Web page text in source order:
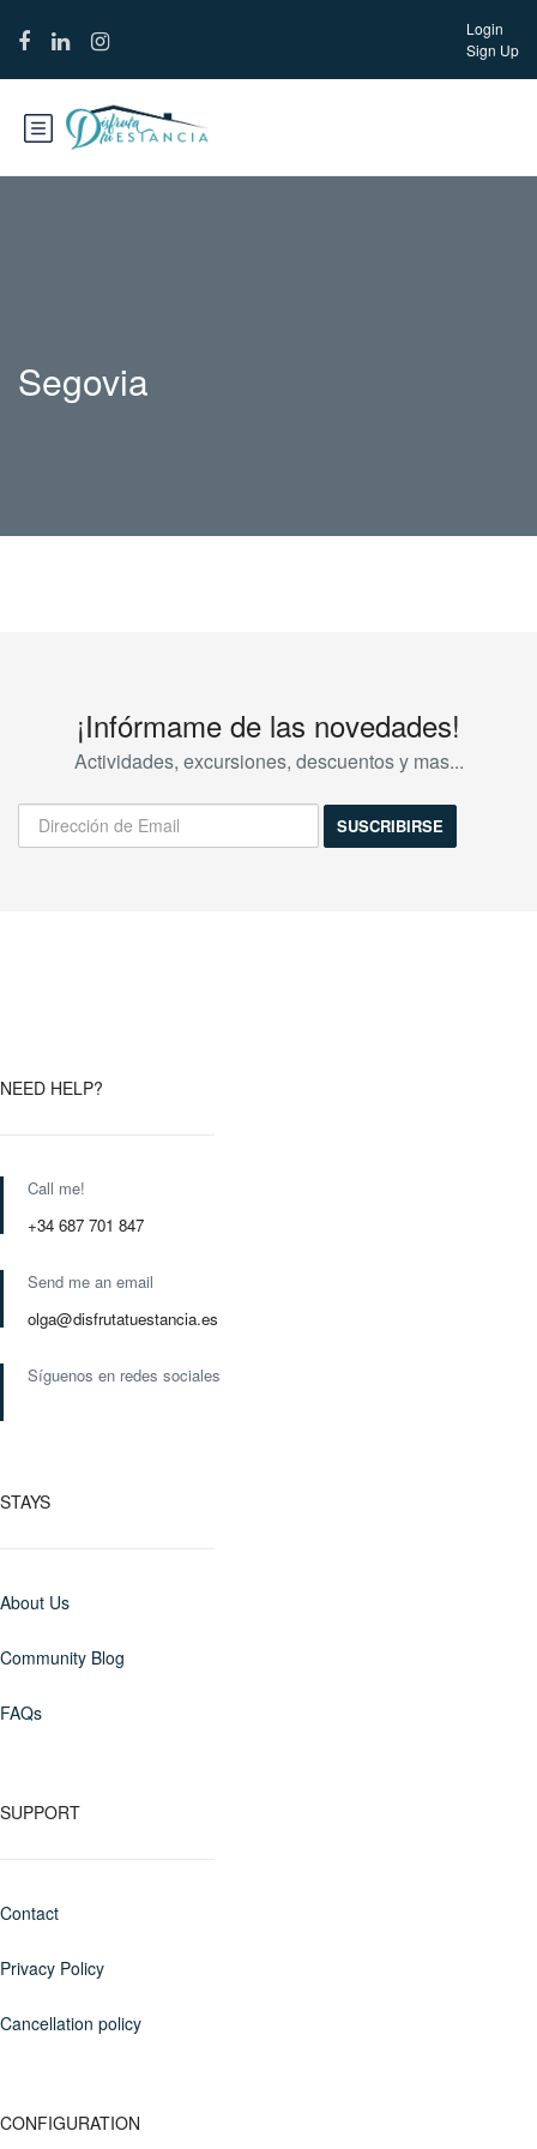
Login
Sign Up
Segovia
¡Infórmame de las novedades!
Actividades, excursiones, descuentos y mas...
NEED HELP?
Call me!
+34 687 701 847
Send me an email
olga@disfrutatuestancia.es
Síguenos en redes sociales
STAYS
About Us
Community Blog
FAQs
SUPPORT
Contact
Privacy Policy
Cancellation policy
CONFIGURATION